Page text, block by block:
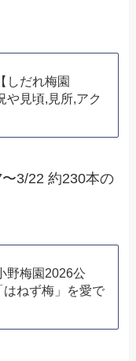
しだれ梅園
や見頃,見所,アク
3/22 約230本の
野梅園2026公
はねず梅」を愛で